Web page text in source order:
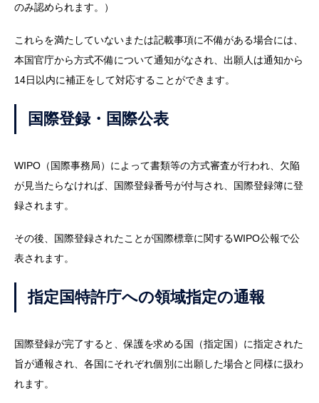
のみ認められます。）
これらを満たしていないまたは記載事項に不備がある場合には、
本国官庁から方式不備について通知がなされ、出願人は通知から
14日以内に補正をして対応することができます。
国際登録・国際公表
WIPO（国際事務局）によって書類等の方式審査が行われ、欠陥
が見当たらなければ、国際登録番号が付与され、国際登録簿に登
録されます。
その後、国際登録されたことが国際標章に関するWIPO公報で公
表されます。
指定国特許庁への領域指定の通報
国際登録が完了すると、保護を求める国（指定国）に指定された
旨が通報され、各国にそれぞれ個別に出願した場合と同様に扱わ
れます。